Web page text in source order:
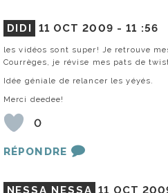
DIDI 11 OCT 2009 -11 :56
les vidéos sont super! Je retrouve
Courrèges, je révise mes pats de
Idée géniale de relancer les yéyés.
Merci deedee!
0
RÉPONDRE
NESSA NESSA 11 OCT